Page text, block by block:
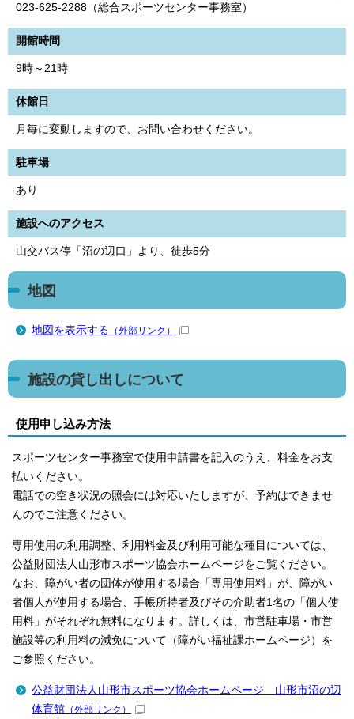
023-625-2288（総合スポーツセンター事務室）
開館時間
9時～21時
休館日
月毎に変動しますので、お問い合わせください。
駐車場
あり
施設へのアクセス
山交バス停「沼の辺口」より、徒歩5分
地図
地図を表示する （外部リンク）
施設の貸し出しについて
使用申し込み方法
スポーツセンター事務室で使用申請書を記入のうえ、料金をお支
払いください。
電話での空き状況の照会には対応いたしますが、予約はできませ
んのでご注意ください。
専用使用の利用調整、利用料金及び利用可能な種目については、
公益財団法人山形市スポーツ協会ホームページをご覧ください。
なお、障がい者の団体が使用する場合「専用使用料」が、障がい
者個人が使用する場合、手帳所持者及びその介助者1名の「個人使
用料」がそれぞれ無料になります。詳しくは、市営駐車場・市営
施設等の利用料の減免について（障がい福祉課ホームページ）を
ご参照ください。
公益財団法人山形市スポーツ協会ホームページ 山形市沼の辺
体育館 （外部リンク）